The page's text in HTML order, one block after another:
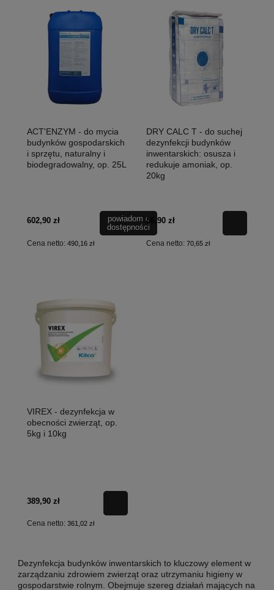
ACT'ENZYM - do mycia
budynków gospodarskich
i sprzętu, naturalny i
biodegradowalny, op. 25L
602,90 zł
Cena netto: 490,16 zł
powiadom o
dostępności
DRY CALC T - do suchej
dezynfekcji budynków
inwentarskich: osusza i
redukuje amoniak, op.
20kg
86,90 zł
Cena netto: 70,65 zł
VIREX - dezynfekcja w
obecności zwierząt, op.
5kg i 10kg
389,90 zł
Cena netto: 361,02 zł
Dezynfekcja budynków inwentarskich to kluczowy element w
zarządzaniu zdrowiem zwierząt oraz utrzymaniu higieny w
gospodarstwie rolnym. Obejmuje szereg działań mających na